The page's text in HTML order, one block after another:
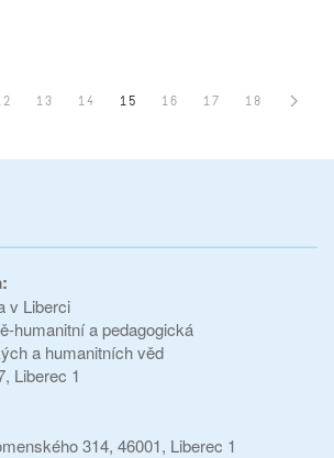
13 14 15 16 17 18
v Liberci
humanitní a pedagogická
a humanitních věd
Liberec 1
314, 46001, Liberec 1